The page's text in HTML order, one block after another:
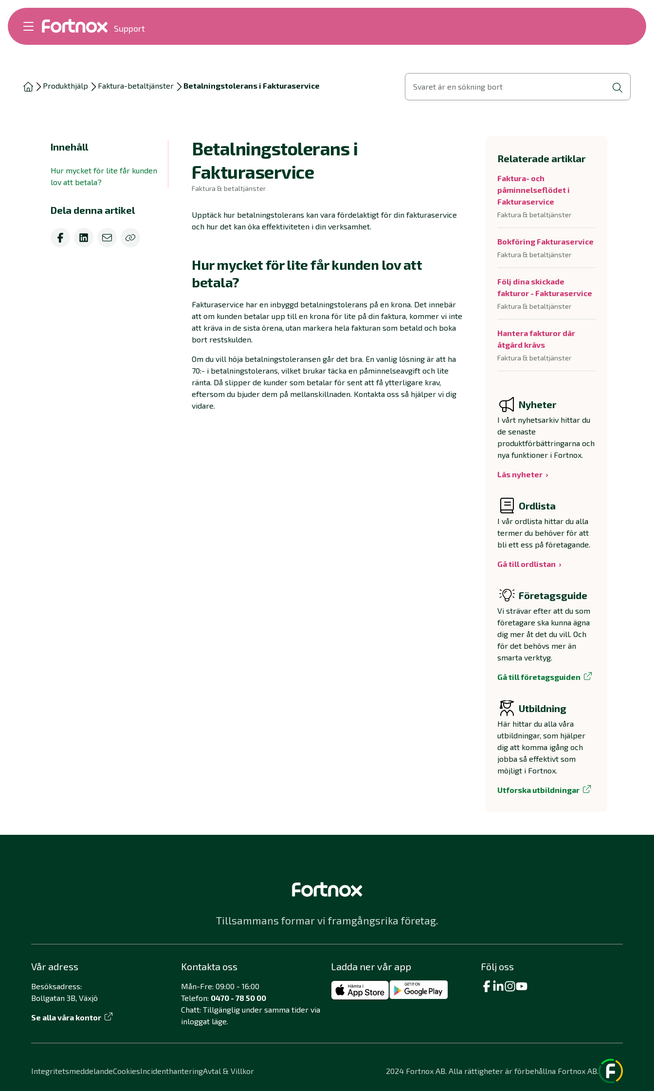
Support
Bokföring
Byt till Fortnox
Support Play
Ordlista
Produkthjälp Faktura-betaltjänster Betalningstolerans i Fakturaservice Svaret är en sökning bort
Innehåll
Hur mycket för lite får kunden
lov att betala?
Dela denna artikel
Betalningstolerans i
Fakturaservice
Faktura & betaltjänster
Upptäck hur betalningstolerans kan vara fördelaktigt för din fakturaservice
och hur det kan öka effektiviteten i din verksamhet.
Hur mycket för lite får kunden lov att
betala?
Fakturaservice har en inbyggd betalningstolerans på en krona. Det innebär
att om kunden betalar upp till en krona för lite på din faktura, kommer vi inte
att kräva in de sista örena, utan markera hela fakturan som betald och boka
bort restskulden.
Om du vill höja betalningstoleransen går det bra. En vanlig lösning är att ha
70:- i betalningstolerans, vilket brukar täcka en påminnelseavgift och lite
ränta. Då slipper de kunder som betalar för sent att få ytterligare krav,
eftersom du bjuder dem på mellanskillnaden. Kontakta oss så hjälper vi dig
vidare.
Relaterade artiklar
Faktura- och
påminnelseflödet i
Fakturaservice
Faktura & betaltjänster
Bokföring Fakturaservice
Faktura & betaltjänster
Följ dina skickade
fakturor - Fakturaservice
Faktura & betaltjänster
Hantera fakturor där
åtgärd krävs
Faktura & betaltjänster
Nyheter
I vårt nyhetsarkiv hittar du
de senaste
produktförbättringarna och
nya funktioner i Fortnox.
Läs nyheter
Ordlista
I vår ordlista hittar du alla
termer du behöver för att
bli ett ess på företagande.
Gå till ordlistan
Företagsguide
Vi strävar efter att du som
företagare ska kunna ägna
dig mer åt det du vill. Och
för det behövs mer än
smarta verktyg.
Gå till företagsguiden
Utbildning
Här hittar du alla våra
utbildningar, som hjälper
dig att komma igång och
jobba så effektivt som
möjligt i Fortnox.
Utforska utbildningar
Tillsammans formar vi framgångsrika företag.
Vår adress
Besöksadress:
Bollgatan 3B, Växjö
Se alla våra kontor
Kontakta oss
Mån-Fre: 09:00 - 16:00
Telefon: 0470 - 78 50 00
Chatt: Tillgänglig under samma tider via
inloggat läge.
Ladda ner vår app Följ oss
IntegritetsmeddelandeCookiesIncidenthanteringAvtal & Villkor 2024 Fortnox AB. Alla rättigheter är förbehållna Fortnox AB.